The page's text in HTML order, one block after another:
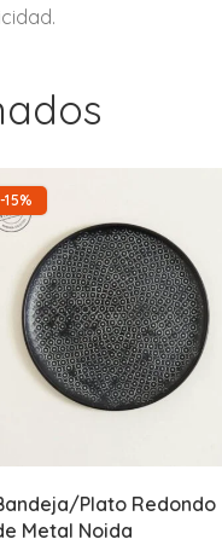
-15%
Plato Redondo
Metal Noida